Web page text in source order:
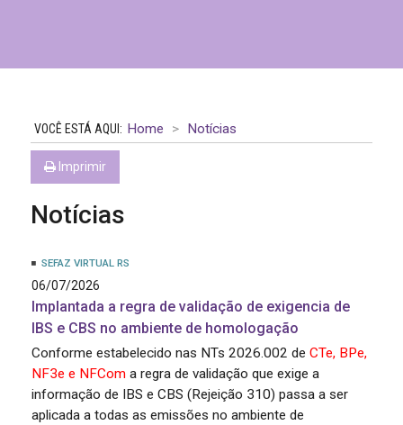
Home Notícias
Imprimir
Notícias
SEFAZ VIRTUAL RS
06/07/2026
Implantada a regra de validação de exigencia de
IBS e CBS no ambiente de homologação
Conforme estabelecido nas NTs 2026.002 de CTe, BPe,
NF3e e NFComa regra de validação que exige a
informação de IBS e CBS (Rejeição 310) passa a ser
aplicada a todas as emissões no ambiente de